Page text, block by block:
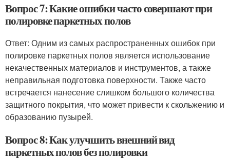
Вопрос 7: Какие ошибки часто совершают при
полировке паркетных полов
Ответ: Одним из самых распространенных ошибок при
полировке паркетных полов является использование
некачественных материалов и инструментов, а также
неправильная подготовка поверхности. Также часто
встречается нанесение слишком большого количества
защитного покрытия, что может привести к скольжению и
образованию пузырей.
Вопрос 8: Как улучшить внешний вид
паркетных полов без полировки